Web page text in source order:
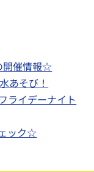
開催情報☆
あそび！
ライデーナイト
ック☆